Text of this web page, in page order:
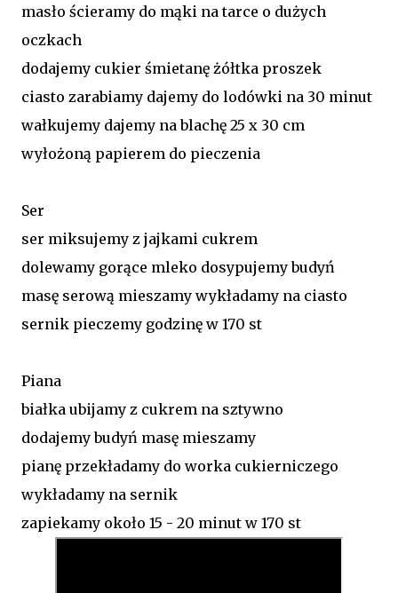
masło ścieramy do mąki na tarce o dużych
oczkach
dodajemy cukier śmietanę żółtka proszek
ciasto zarabiamy dajemy do lodówki na 30 minut
wałkujemy dajemy na blachę 25 x 30 cm
wyłożoną papierem do pieczenia
Ser
ser miksujemy z jajkami cukrem
dolewamy gorące mleko dosypujemy budyń
masę serową mieszamy wykładamy na ciasto
sernik pieczemy godzinę w 170 st
Piana
białka ubijamy z cukrem na sztywno
dodajemy budyń masę mieszamy
pianę przekładamy do worka cukierniczego
wykładamy na sernik
zapiekamy około 15 - 20 minut w 170 st